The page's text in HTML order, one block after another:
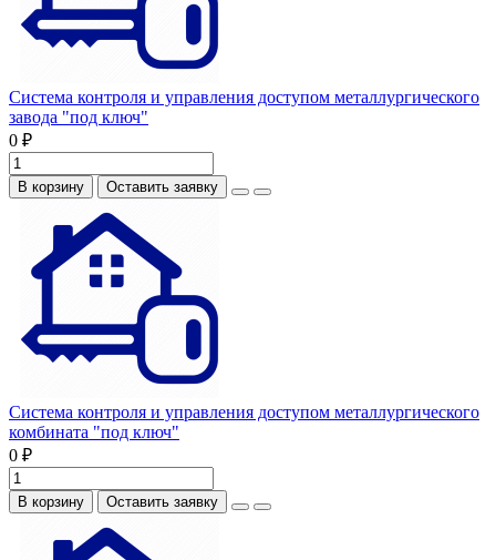
Система контроля и управления доступом металлургического
завода "под ключ"
0 ₽
В корзину Оставить заявку
Система контроля и управления доступом металлургического
комбината "под ключ"
0 ₽
В корзину Оставить заявку